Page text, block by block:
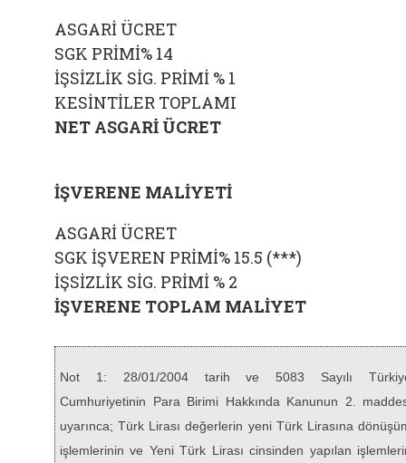
ASGARİ ÜCRET
SGK PRİMİ% 14
İŞSİZLİK SİG. PRİMİ % 1
KESİNTİLER TOPLAMI
NET ASGARİ ÜCRET
İŞVERENE MALİYETİ
ASGARİ ÜCRET
SGK İŞVEREN PRİMİ% 15.5 (***)
İŞSİZLİK SİG. PRİMİ % 2
İŞVERENE TOPLAM MALİYET
Not 1: 28/01/2004 tarih ve 5083 Sayılı
Cumhuriyetinin Para Birimi Hakkında Kanunun 2.
uyarınca; Türk Lirası değerlerin yeni Türk Lirasına
işlemlerinin ve Yeni Türk Lirası cinsinden yapılan